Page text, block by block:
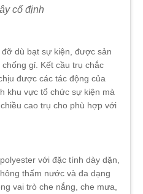
cố định
dù bạt sự kiện, được sản
gỉ. Kết cầu trụ chắc
được các tác động của
khu vực tổ chức sự kiện mà
cao trụ cho phù hợp với
với đặc tính dày dặn,
thấm nước và đa dạng
vai trò che nắng, che mưa,